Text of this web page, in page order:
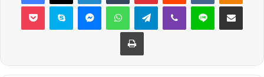
Pocket Skype MessengerWhatsAppTelegramViber Line E-Posta ile
Yazdır